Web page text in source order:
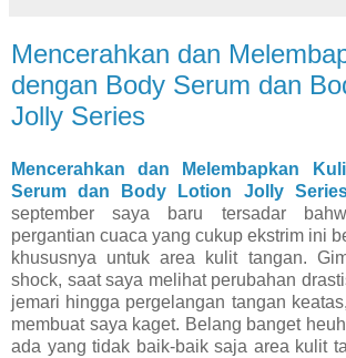
Mencerahkan dan
dengan Body Serum dan
Jolly Series
Mencerahkan dan Melembapkan
Serum dan Body Lotion Jolly
september saya baru tersadar
pergantian cuaca yang cukup ekstrim ini
khususnya untuk area kulit tangan.
shock, saat saya melihat perubahan
jemari hingga pergelangan tangan
membuat saya kaget. Belang banget
ada yang tidak baik-baik saja area kulit